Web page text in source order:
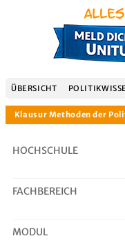
ÜBERSICHT
Klausur Methoden
HOCHSCHULE
FACHBEREICH
MODUL